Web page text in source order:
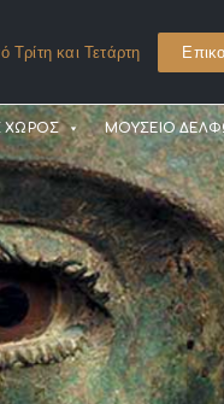
Τρίτη και Τετάρτη
ΧΩΡΟΣ ΜΟΥΣΕΙΟ